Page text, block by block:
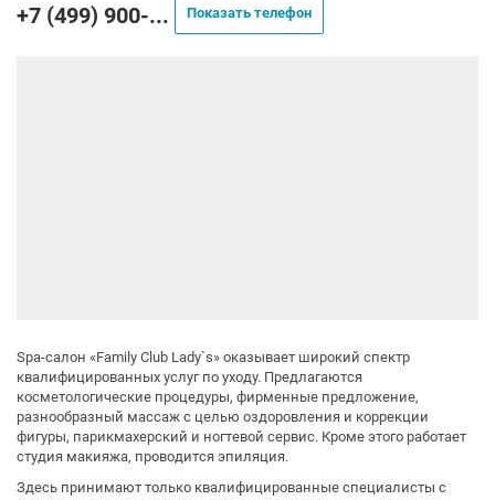
+7 (499) 900-... Показать телефон
Spa-салон «Family Club Lady`s» оказывает широкий спектр
квалифицированных услуг по уходу. Предлагаются
косметологические процедуры, фирменные предложение,
разнообразный массаж с целью оздоровления и коррекции
фигуры, парикмахерский и ногтевой сервис. Кроме этого работает
студия макияжа, проводится эпиляция.
Здесь принимают только квалифицированные специалисты с